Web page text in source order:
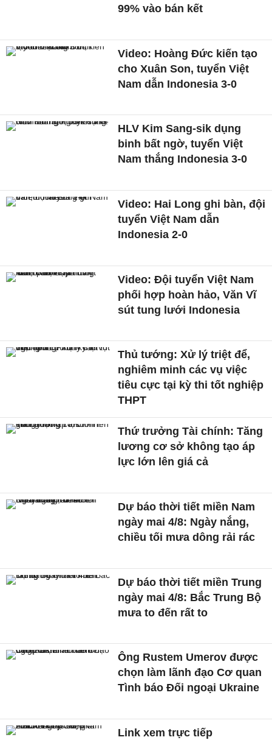
99% vào bán kết
Video: Hoàng Đức kiến tạo
cho Xuân Son, tuyển Việt
Nam dẫn Indonesia 3-0
HLV Kim Sang-sik dụng
binh bất ngờ, tuyển Việt
Nam thắng Indonesia 3-0
Video: Hai Long ghi bàn, đội
tuyển Việt Nam dẫn
Indonesia 2-0
Video: Đội tuyển Việt Nam
phối hợp hoàn hảo, Văn Vĩ
sút tung lưới Indonesia
Thủ tướng: Xử lý triệt để,
nghiêm minh các vụ việc
tiêu cực tại kỳ thi tốt nghiệp
THPT
Thứ trưởng Tài chính: Tăng
lương cơ sở không tạo áp
lực lớn lên giá cả
Dự báo thời tiết miền Nam
ngày mai 4/8: Ngày nắng,
chiều tối mưa dông rải rác
Dự báo thời tiết miền Trung
ngày mai 4/8: Bắc Trung Bộ
mưa to đến rất to
Ông Rustem Umerov được
chọn làm lãnh đạo Cơ quan
Tình báo Đối ngoại Ukraine
Link xem trực tiếp